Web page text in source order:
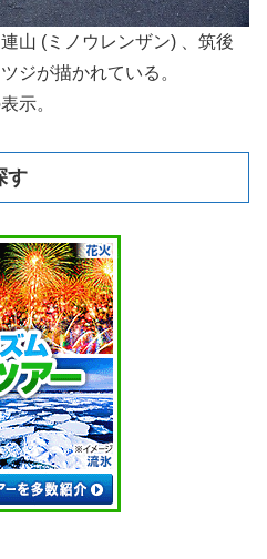
山 (ミノウレンザン) 、筑後
ジが描かれている。
示。
す